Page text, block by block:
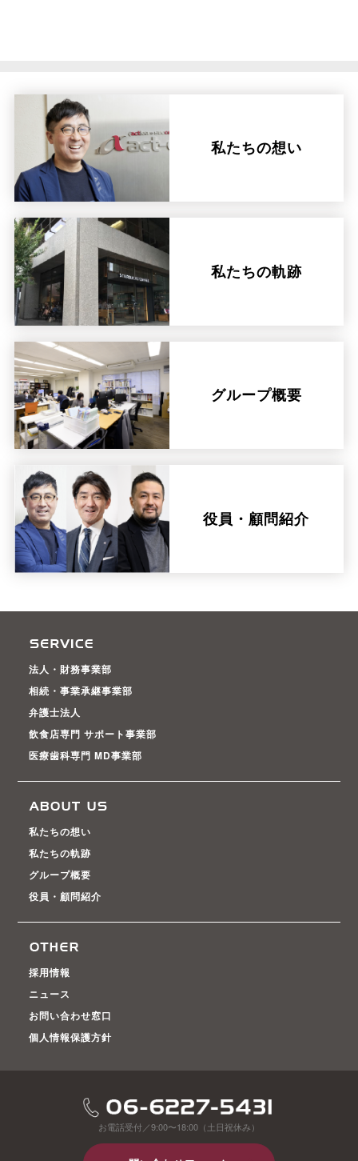
私たちの想い
私たちの軌跡
グループ概要
役員・顧問紹介
法人・財務事業部
相続・事業承継事業部
弁護士法人
飲食店専門 サポート事業部
医療歯科専門 MD事業部
私たちの想い
私たちの軌跡
グループ概要
役員・顧問紹介
採用情報
ニュース
お問い合わせ窓口
個人情報保護方針
お電話受付／9:00〜18:00（土日祝休み）